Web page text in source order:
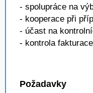
- spolupráce na
- kooperace při
- účast na
- kontrola fakturace
Požadavky